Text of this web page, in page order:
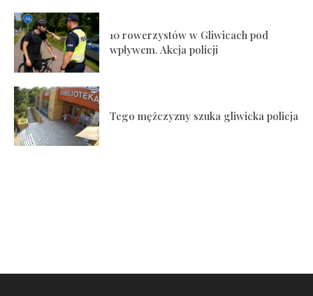
10 rowerzystów w Gliwicach pod
wpływem. Akcja policji
Tego mężczyzny szuka gliwicka policja